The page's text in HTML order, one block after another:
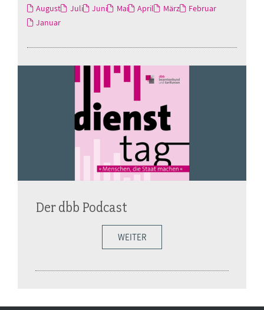
August Juli Juni Mai April März
Februar
Januar
Der dbb Podcast
WEITER